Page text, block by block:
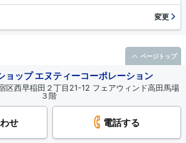
変更
ョップ エヌティーコーポレーション
区西早稲田２丁目21-12 フェアウィンド高田馬場
３階
せ 電話する
ページトップ